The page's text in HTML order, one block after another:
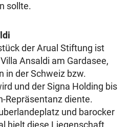
sollte.
der Arual Stiftung ist
Ansaldi am Gardasee,
in der Schweiz bzw.
und der Signa Holding bis
Repräsentanz diente.
und barocker